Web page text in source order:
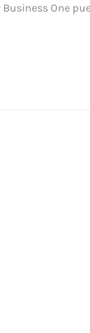
Business One